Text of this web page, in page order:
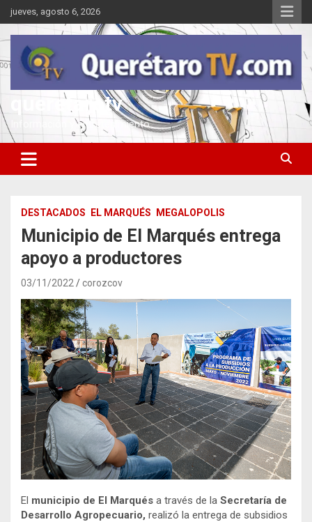
Saltar
al
contenido
jueves, agosto 6, 2026
queretarotv
Información y entretenimiento
DESTACADOS EL MARQUÉS MEGALOPOLIS
Municipio de El Marqués entrega
apoyo a productores
03/11/2022 corozcov
El municipio de El Marqués a través de la Secretaría de
Desarrollo Agropecuario, realizó la entrega de subsidios